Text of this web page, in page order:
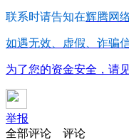
联系时请告知在辉腾网
如遇无效、虚假、诈骗
为了您的资金安全，请
举报
全部评论
评论